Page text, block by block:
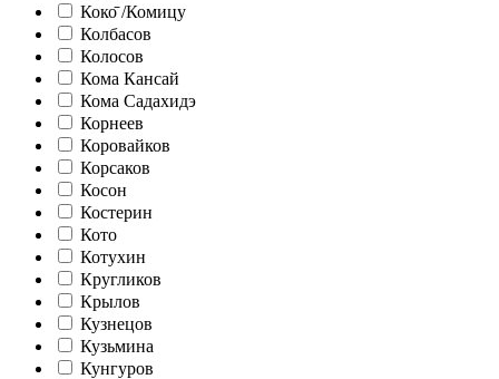
Коко̄ /Комицу
Колбасов
Колосов
Кома Кансай
Кома Садахидэ
Корнеев
Коровайков
Корсаков
Косон
Костерин
Кото
Котухин
Кругликов
Крылов
Кузнецов
Кузьмина
Кунгуров